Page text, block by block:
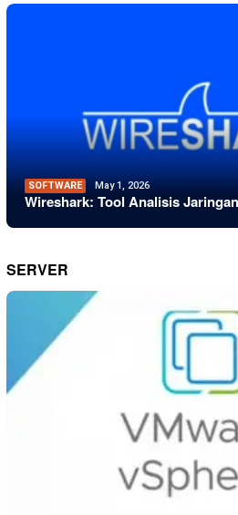
SOFTWARE May 1, 2026
Wireshark: Tool Analisis
SERVER